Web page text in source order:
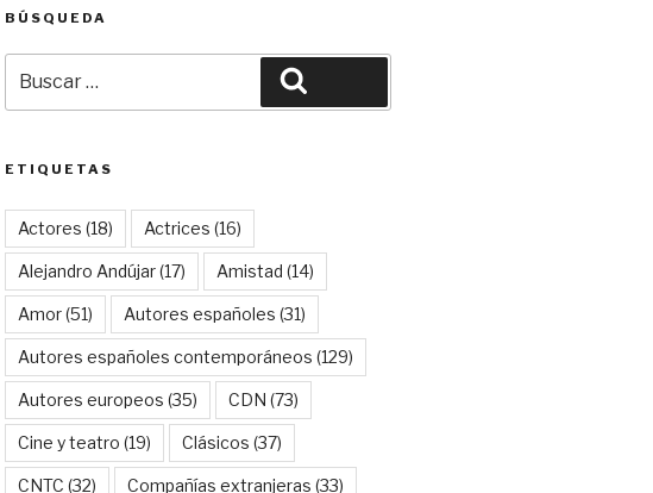
BÚSQUEDA
por:
ETIQUETAS
Actores (18) Actrices (16)
Alejandro Andújar(17) Amistad (14)
Amor(51) Autores españoles (31)
Autores españoles contemporáneos (129)
Autores europeos (35) CDN (73)
Cine y teatro (19) Clásicos (37)
CNTC (32) Compañías extranjeras (33)